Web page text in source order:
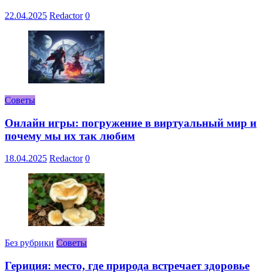
22.04.2025 Redactor 0
Советы
Онлайн игры: погружение в виртуальный мир и
почему мы их так любим
18.04.2025 Redactor 0
Без рубрики Советы
Гериция: место, где природа встречает здоровье